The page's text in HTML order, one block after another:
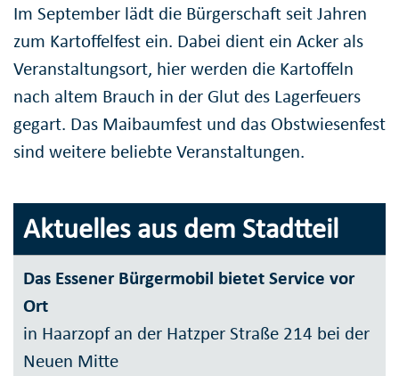
Im September lädt die Bürgerschaft seit Jahren
zum Kartoffelfest ein. Dabei dient ein Acker als
Veranstaltungsort, hier werden die Kartoffeln
nach altem Brauch in der Glut des Lagerfeuers
gegart. Das Maibaumfest und das Obstwiesenfest
sind weitere beliebte Veranstaltungen.
Aktuelles aus dem Stadtteil
Das Essener Bürgermobil bietet Service vor
Ort
in Haarzopf an der Hatzper Straße 214 bei der
Neuen Mitte